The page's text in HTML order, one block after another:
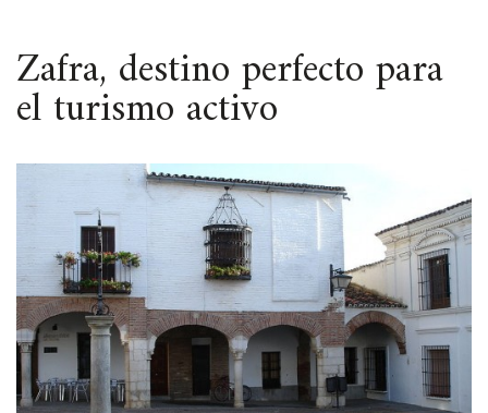
ESPACIO
Zafra, destino perfecto para
el turismo activo